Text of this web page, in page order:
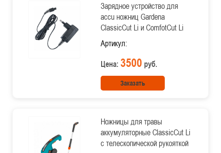
Зарядное устройство для
accu ножниц Gardena
ClassicCut Li и ComfotCut Li
Артикул:
Цена: 3500 руб.
Заказать
Ножницы для травы
аккумуляторные ClassicCut Li
с телескопической рукояткой